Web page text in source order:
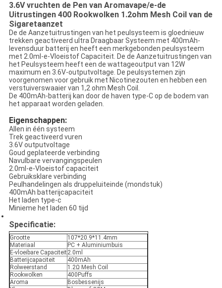
3.6V vruchten de Pen van Aromavape/e-de
Uitrustingen 400 Rookwolken 1.2ohm Mesh Coil van de
Sigaretaanzet
De de Aanzetuitrustingen van het peulsysteem is gloednieuw
trekken geactiveerd ultra Draagbaar Systeem met 400mAh-
levensduur batterij en heeft een merkgebonden peulsysteem
met 2.0ml-e-Vloeistof Capaciteit. De de Aanzetuitrustingen van
het Peulsysteem heeft een de wattageoutput van 12W
maximum en 3.6V-outputvoltage. De peulsystemen zijn
voorgenomen voor gebruik met Nicotinezouten en hebben een
verstuiverswaaier van 1,2 ohm Mesh Coil.
De 400mAh-batterij kan door de haven type-C op de bodem van
het apparaat worden geladen.
Eigenschappen:
Allen in één systeem
Trek geactiveerd vuren
3.6V outputvoltage
Goud geplateerde verbinding
Navulbare vervangingspeulen
2.0ml-e-Vloeistof capaciteit
Gebruiksklare verbinding
Peulhandelingen als druppeluiteinde (mondstuk)
400mAh batterijcapaciteit
Het laden type-c
Minieme het laden 60 tijd
Specificatie:
Grootte
107*20.9*11.4mm
Materiaal
PC + Aluminiumbuis
E-vloeibare Capaciteit2.0ml
Batterijcapaciteit
400mAh
Rolweerstand
1.2Ω Mesh Coil
Rookwolken
400Puffs
Aroma
Bosbessenijs